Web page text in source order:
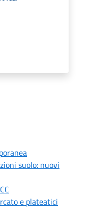
suolo: nuovi
e plateatici